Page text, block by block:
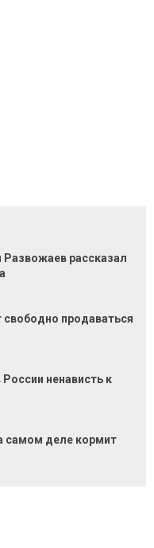
Развожаев рассказал
свободно продаваться
России ненависть к
самом деле кормит